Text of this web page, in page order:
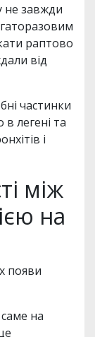
не завжди
раптово
від
частинки
в легені та
і
між
на
появи
на